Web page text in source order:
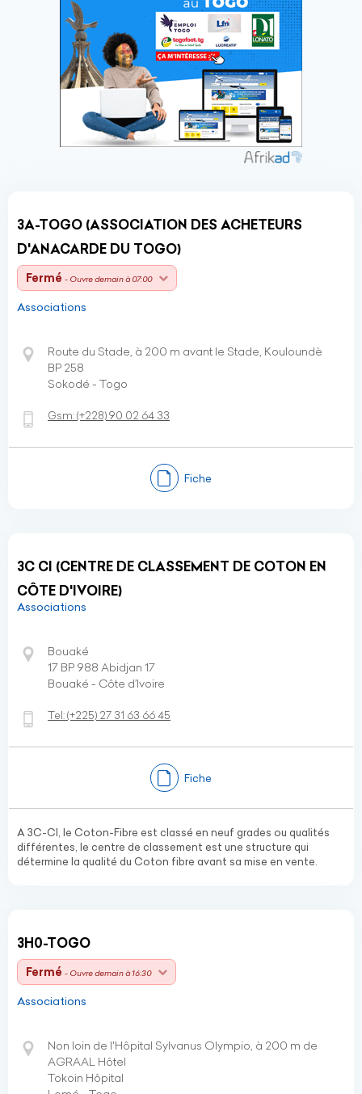
3A-TOGO (ASSOCIATION DES ACHETEURS
D'ANACARDE DU TOGO)
Fermé - Ouvre demain à 07:00
Associations
Route du Stade, à 200 m avant le Stade, Kouloundè
BP 258
Sokodé - Togo
Gsm:(+228)90 02 64 33
Fiche
3C CI (CENTRE DE CLASSEMENT DE COTON EN
CÔTE D'IVOIRE)
Associations
Bouaké
17 BP 988 Abidjan 17
Bouaké - Côte d’Ivoire
Tel:(+225) 27 31 63 66 45
Fiche
A 3C-CI, le Coton-Fibre est classé en neuf grades ou qualités
différentes, le centre de classement est une structure qui
détermine la qualité du Coton fibre avant sa mise en vente.
3H0-TOGO
Fermé - Ouvre demain à 16:30
Associations
Non loin de l'Hôpital Sylvanus Olympio, à 200 m de
AGRAAL Hôtel
Tokoin Hôpital